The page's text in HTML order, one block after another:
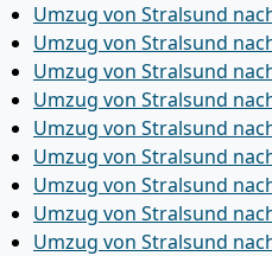
Umzug von Stralsund
Umzug von Stralsund
Umzug von Stralsund
Umzug von Stralsund
Umzug von Stralsund
Umzug von Stralsund
Umzug von Stralsund
Umzug von Stralsund
Umzug von Stralsund